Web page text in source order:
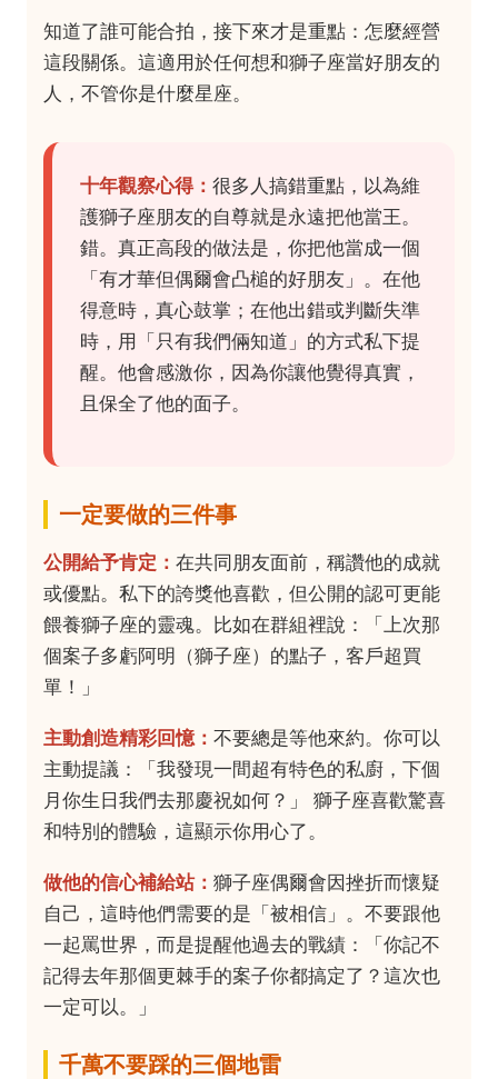
知道了誰可能合拍，接下來才是重點：怎麼經營
這段關係。這適用於任何想和獅子座當好朋友的
人，不管你是什麼星座。
十年觀察心得： 很多人搞錯重點，以為維
護獅子座朋友的自尊就是永遠把他當王。
錯。真正高段的做法是，你把他當成一個
「有才華但偶爾會凸槌的好朋友」。在他
得意時，真心鼓掌；在他出錯或判斷失準
時，用「只有我們倆知道」的方式私下提
醒。他會感激你，因為你讓他覺得真實，
且保全了他的面子。
一定要做的三件事
公開給予肯定： 在共同朋友面前，稱讚他的成就
或優點。私下的誇獎他喜歡，但公開的認可更能
餵養獅子座的靈魂。比如在群組裡說：「上次那
個案子多虧阿明（獅子座）的點子，客戶超買
單！」
主動創造精彩回憶： 不要總是等他來約。你可以
主動提議：「我發現一間超有特色的私廚，下個
月你生日我們去那慶祝如何？」 獅子座喜歡驚喜
和特別的體驗，這顯示你用心了。
做他的信心補給站： 獅子座偶爾會因挫折而懷疑
自己，這時他們需要的是「被相信」。不要跟他
一起罵世界，而是提醒他過去的戰績：「你記不
記得去年那個更棘手的案子你都搞定了？這次也
一定可以。」
千萬不要踩的三個地雷